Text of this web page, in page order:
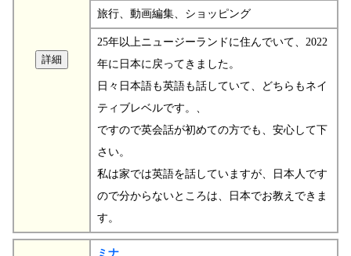
旅行、動画編集、ショッピング
25年以上ニュージーランドに住んでいて、2022
年に日本に戻ってきました。
日々日本語も英語も話していて、どちらもネイ
ティブレベルです。、
ですので英会話が初めての方でも、安心して下
さい。
私は家では英語を話していますが、日本人です
ので分からないところは、日本でお教えできま
す。
ミナ